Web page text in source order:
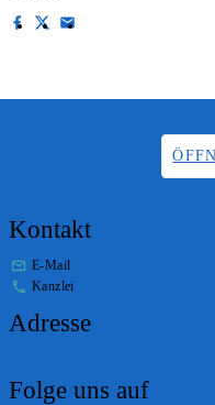
Kontakt
E-Mail
Kanzlei
Adresse
Folge uns auf